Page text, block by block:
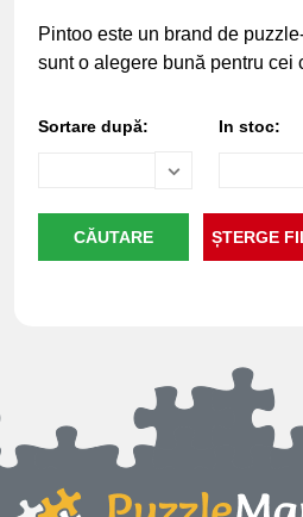
Pintoo este un brand de
sunt o alegere bună pentru cei
Sortare după: In stoc: